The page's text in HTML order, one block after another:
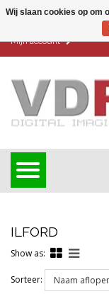
Mijn account
ILFORD
Show as:
Sorteer: Naam
Wij slaan cookies op om